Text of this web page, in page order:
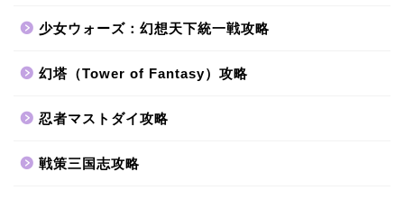
少女ウォーズ：幻想天下統一戦攻略
幻塔（Tower of Fantasy）攻略
忍者マストダイ攻略
戦策三国志攻略